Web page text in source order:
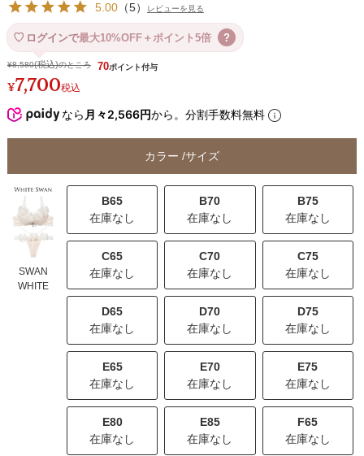
5.00（5） レビューを見る
ログインで最大10%OFF＋ポイント5倍 ?
¥8,580 のところ
¥7,700税込
70
なら 月々2,566円から。分割手数料無料
カラー サイズ
SWAN
WHITE
B65
在庫なし
B70
在庫なし
B75
在庫なし
C65
在庫なし
C70
在庫なし
C75
在庫なし
D65
在庫なし
D70
在庫なし
D75
在庫なし
E65
在庫なし
E70
在庫なし
E75
在庫なし
E80
在庫なし
E85
在庫なし
F65
在庫なし